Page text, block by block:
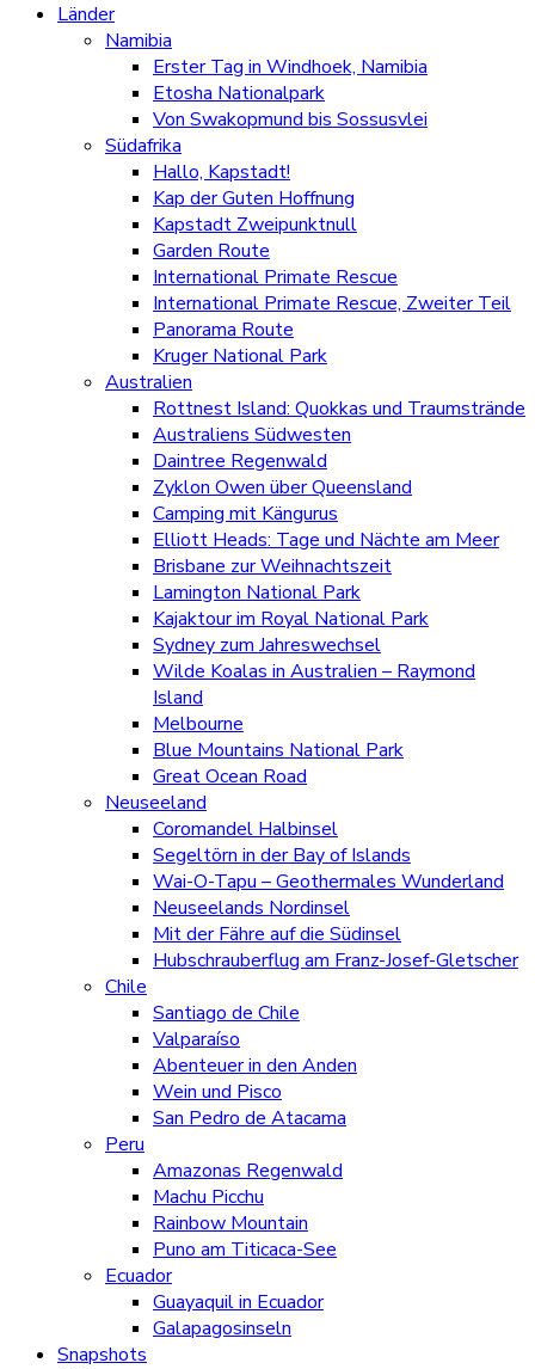
Länder
Namibia
Erster Tag in Windhoek, Namibia
Etosha Nationalpark
Von Swakopmund bis Sossusvlei
Südafrika
Hallo, Kapstadt!
Kap der Guten Hoffnung
Kapstadt Zweipunktnull
Garden Route
International Primate Rescue
International Primate Rescue, Zweiter Teil
Panorama Route
Kruger National Park
Australien
Rottnest Island: Quokkas und Traumstrände
Australiens Südwesten
Daintree Regenwald
Zyklon Owen über Queensland
Camping mit Kängurus
Elliott Heads: Tage und Nächte am Meer
Brisbane zur Weihnachtszeit
Lamington National Park
Kajaktour im Royal National Park
Sydney zum Jahreswechsel
Wilde Koalas in Australien – Raymond
Island
Melbourne
Blue Mountains National Park
Great Ocean Road
Neuseeland
Coromandel Halbinsel
Segeltörn in der Bay of Islands
Wai-O-Tapu – Geothermales Wunderland
Neuseelands Nordinsel
Mit der Fähre auf die Südinsel
Hubschrauberflug am Franz-Josef-Gletscher
Chile
Santiago de Chile
Valparaíso
Abenteuer in den Anden
Wein und Pisco
San Pedro de Atacama
Peru
Amazonas Regenwald
Machu Picchu
Rainbow Mountain
Puno am Titicaca-See
Ecuador
Guayaquil in Ecuador
Galapagosinseln
Snapshots